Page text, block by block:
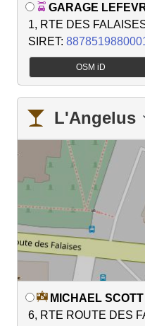
GARAGE
1, RTE DES
SIRET:
OSM iD
L'Angelus
MICHAEL
6, RTE ROUTE DES